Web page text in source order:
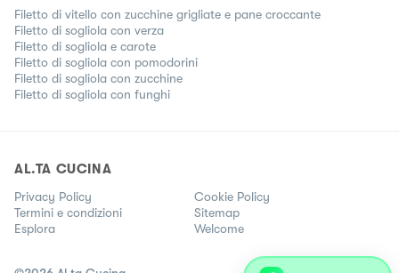
Filetto di vitello con zucchine grigliate e pane croccante
Filetto di sogliola con verza
Filetto di sogliola e carote
Filetto di sogliola con pomodorini
Filetto di sogliola con zucchine
Filetto di sogliola con funghi
AL.TA CUCINA
Privacy Policy
Cookie Policy
Termini e condizioni
Sitemap
Esplora
Welcome